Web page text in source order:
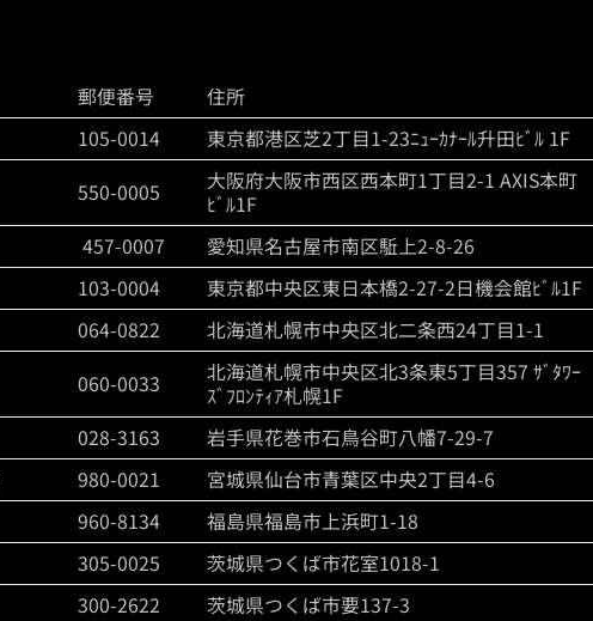
郵便番号 住所
105-0014 東京都港区芝2丁目1-23ﾆｭｰｶﾅｰﾙ升田ﾋﾞﾙ 1F
550-0005
大阪府大阪市西区西本町1丁目2-1 AXIS本町
ﾋﾞﾙ1F
457-0007 愛知県名古屋市南区駈上2-8-26
103-0004 東京都中央区東日本橋2-27-2日機会館ﾋﾞﾙ1F
064-0822 北海道札幌市中央区北二条西24丁目1-1
060-0033
北海道札幌市中央区北3条東5丁目357 ｻﾞﾀﾜｰ
ｽﾞﾌﾛﾝﾃｨｱ札幌1F
028-3163 岩手県花巻市石鳥谷町八幡7-29-7
980-0021 宮城県仙台市青葉区中央2丁目4-6
960-8134 福島県福島市上浜町1-18
305-0025 茨城県つくば市花室1018-1
300-2622 茨城県つくば市要137-3